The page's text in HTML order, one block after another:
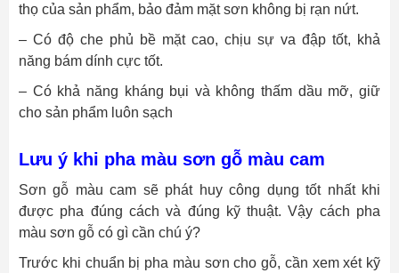
thọ của sản phẩm, bảo đảm mặt sơn không bị rạn nứt.
– Có độ che phủ bề mặt cao, chịu sự va đập tốt, khả
năng bám dính cực tốt.
– Có khả năng kháng bụi và không thấm dầu mỡ, giữ
cho sản phẩm luôn sạch
Lưu ý khi pha màu sơn gỗ màu cam
Sơn gỗ màu cam sẽ phát huy công dụng tốt nhất khi
được pha đúng cách và đúng kỹ thuật. Vậy cách pha
màu sơn gỗ có gì cần chú ý?
Trước khi chuẩn bị pha màu sơn cho gỗ, cần xem xét kỹ